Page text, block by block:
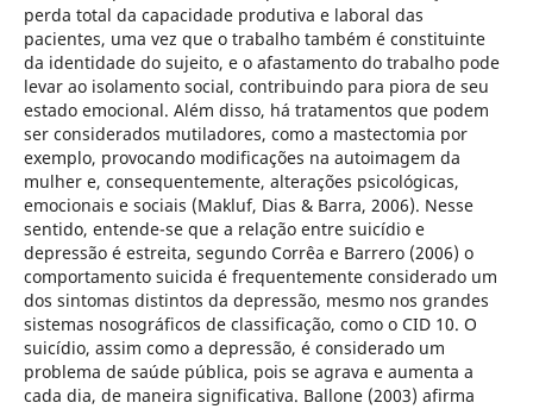
perda total da capacidade produtiva e laboral das
pacientes, uma vez que o trabalho também é constituinte
da identidade do sujeito, e o afastamento do trabalho pode
levar ao isolamento social, contribuindo para piora de seu
estado emocional. Além disso, há tratamentos que podem
ser considerados mutiladores, como a mastectomia por
exemplo, provocando modificações na autoimagem da
mulher e, consequentemente, alterações psicológicas,
emocionais e sociais (Makluf, Dias & Barra, 2006). Nesse
sentido, entende-se que a relação entre suicídio e
depressão é estreita, segundo Corrêa e Barrero (2006) o
comportamento suicida é frequentemente considerado um
dos sintomas distintos da depressão, mesmo nos grandes
sistemas nosográficos de classificação, como o CID 10. O
suicídio, assim como a depressão, é considerado um
problema de saúde pública, pois se agrava e aumenta a
cada dia, de maneira significativa. Ballone (2003) afirma